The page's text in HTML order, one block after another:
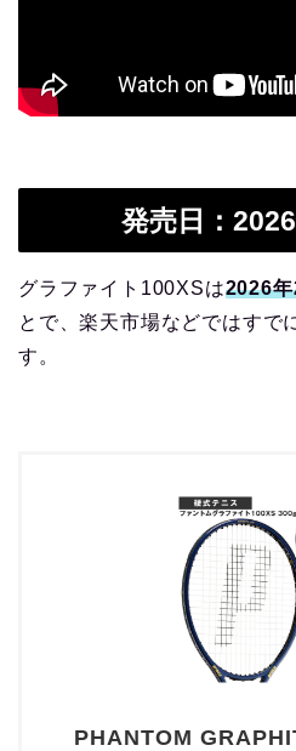
発売日：
グラファイト100XSは2026
とで、楽天市場などではすで
す。
PHANTOM